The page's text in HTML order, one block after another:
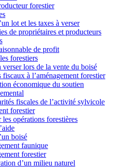
forestier
lot et les taxes à verser
de propriétaires et producteurs
de profit
forestiers
verser lors de la vente du boisé
à l’aménagement forestier
économique du soutien
fiscales de l’activité sylvicole
forestier
les opérations forestières
boisé
faunique
forestier
d’un milieu naturel